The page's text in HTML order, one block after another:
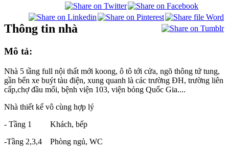
Thông tin nhà
Mô tả:
Nhà 5 tầng full nội thất mới koong, ô tô tới cửa, ngõ thông tứ tung,
gần bến xe buýt tàu điện, xung quanh là các trường ĐH, trường liên
cấp,chợ đầu mối, bệnh viện 103, viện bỏng Quốc Gia....
Nhà thiết kế vô cùng hợp lý
- Tầng 1 Khách, bếp
-Tầng 2,3,4 Phòng ngủ, WC